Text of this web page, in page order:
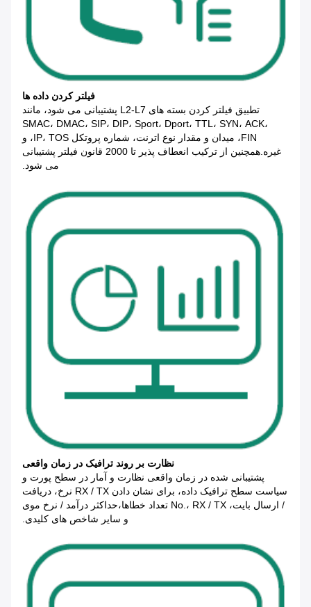
فیلتر کردن داده ها
تطبیق فیلتر کردن بسته های L2-L7 پشتیبانی می شود، مانند
SMAC، DMAC، SIP، DIP، Sport، Dport، TTL، SYN، ACK،
FIN، میدان و مقدار نوع اترنت، شماره پروتکل IP، TOS، و
غیره.همچنین از ترکیب انعطاف پذیر تا 2000 قانون فیلتر پشتیبانی
می شود.
نظارت بر روند ترافیک در زمان واقعی
پشتیبانی شده در زمان واقعی نظارت و آمار در سطح پورت و
سیاست سطح ترافیک داده، برای نشان دادن RX / TX نرخ، دریافت
/ ارسال بایت، No.، RX / TX تعداد خطاها،حداکثر درآمد / نرخ موی
و سایر شاخص های کلیدی.